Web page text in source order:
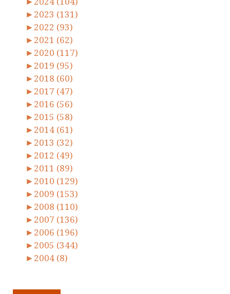
► 2023 (131)
► 2022 (93)
► 2021 (62)
► 2020 (117)
► 2019 (95)
► 2018 (60)
► 2017 (47)
► 2016 (56)
► 2015 (58)
► 2014 (61)
► 2013 (32)
► 2012 (49)
► 2011 (89)
► 2010 (129)
► 2009 (153)
► 2008 (110)
► 2007 (136)
► 2006 (196)
► 2005 (344)
► 2004 (8)